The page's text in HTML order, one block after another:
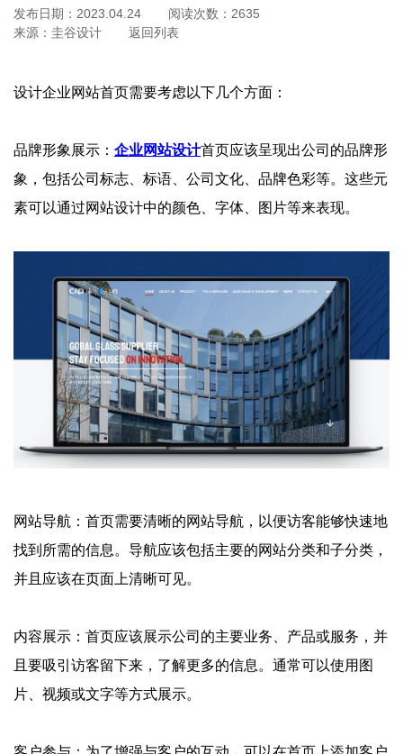
发布日期： 2023.04.24 阅读次数： 2635
来源： 圭谷设计 返回列表
设计企业网站首页需要考虑以下几个方面：
品牌形象展示： 企业网站设计首页应该呈现出公司的品牌形
象，包括公司标志、标语、公司文化、品牌色彩等。这些元
素可以通过网站设计中的颜色、字体、图片等来表现。
网站导航：首页需要清晰的网站导航，以便访客能够快速地
找到所需的信息。导航应该包括主要的网站分类和子分类，
并且应该在页面上清晰可见。
内容展示：首页应该展示公司的主要业务、产品或服务，并
且要吸引访客留下来，了解更多的信息。通常可以使用图
片、视频或文字等方式展示。